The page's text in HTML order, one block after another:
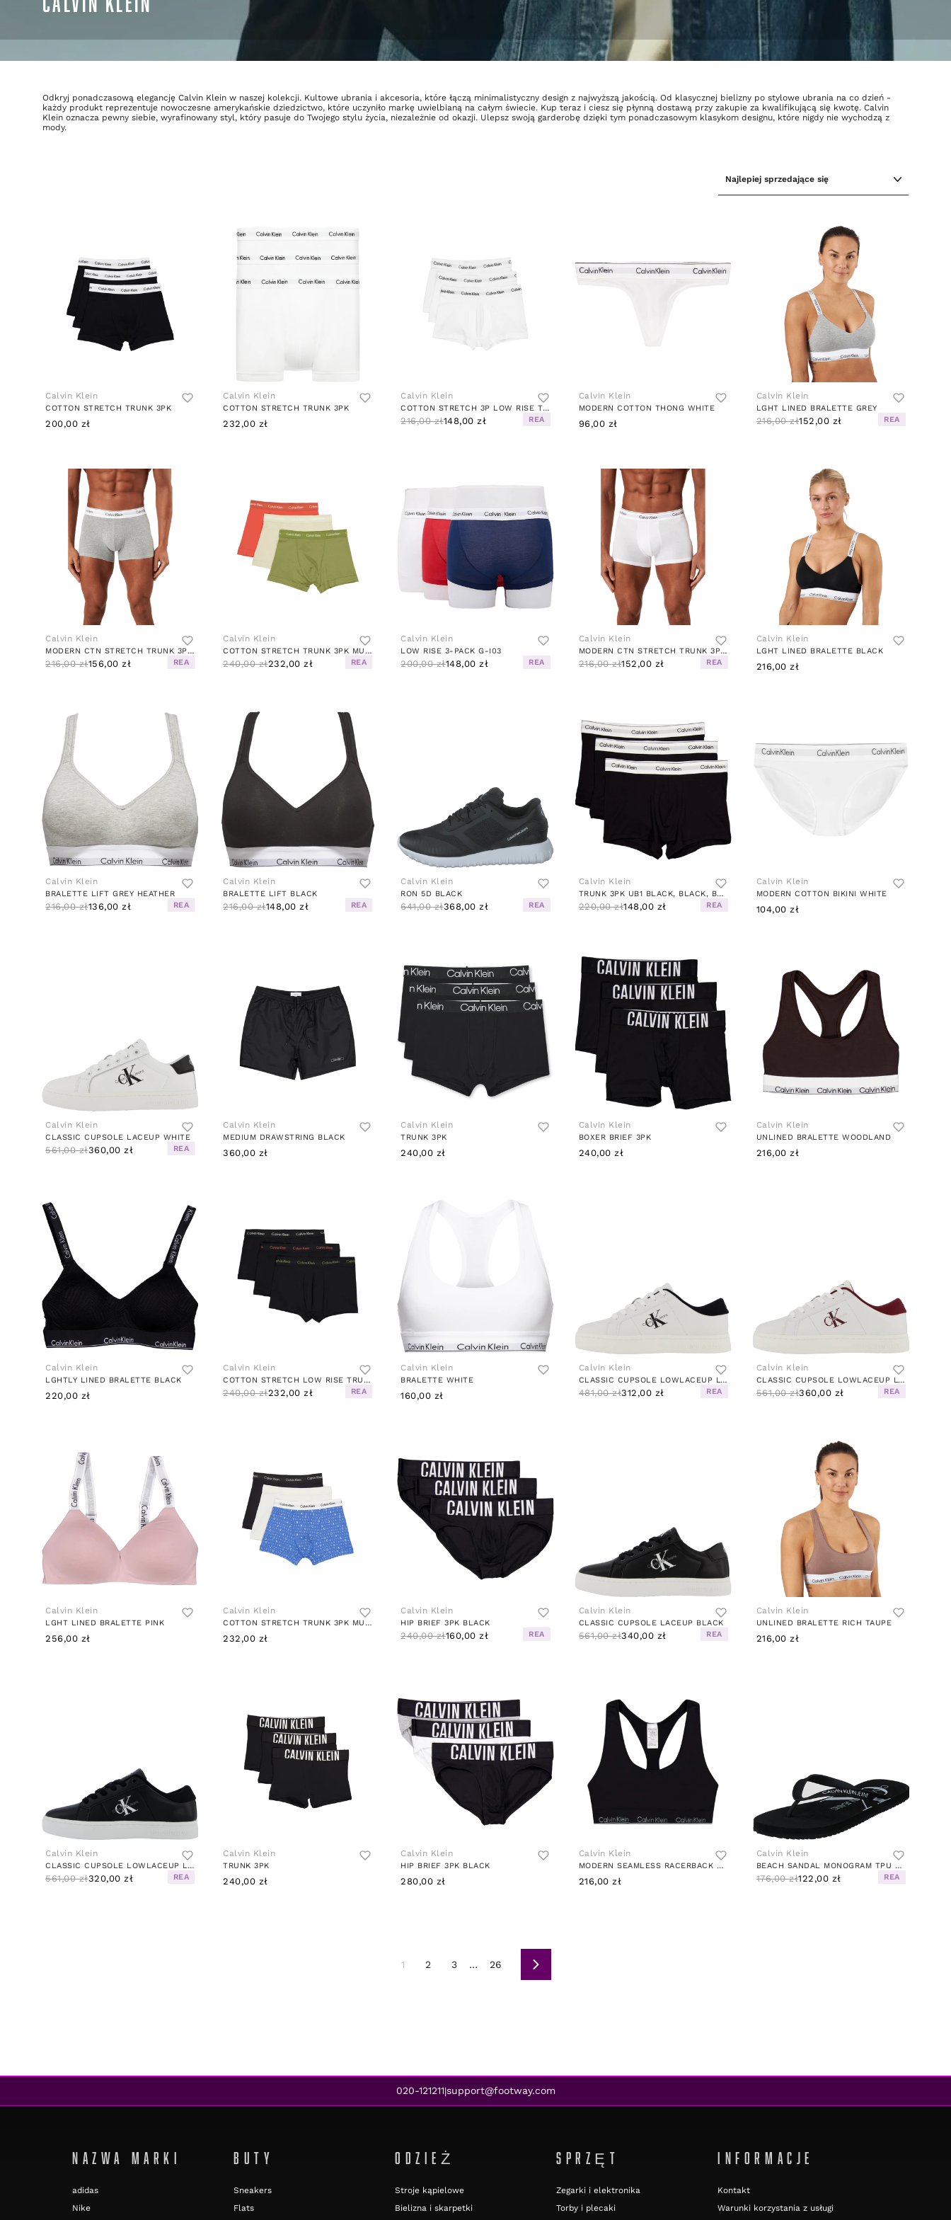
Odkryj ponadczasową elegancję Calvin Klein w naszej kolekcji. Kultowe ubrania i akcesoria, które łączą minimalistyczny design z najwyższą jakością. Od klasycznej bielizny po stylowe ubrania na co dzień -
każdy produkt reprezentuje nowoczesne amerykańskie dziedzictwo, które uczyniło markę uwielbianą na całym świecie. Kup teraz i ciesz się płynną dostawą przy zakupie za kwalifikującą się kwotę. Calvin
Klein oznacza pewny siebie, wyrafinowany styl, który pasuje do Twojego stylu życia, niezależnie od okazji. Ulepsz swoją garderobę dzięki tym ponadczasowym klasykom designu, które nigdy nie wychodzą z
mody.
Calvin Klein
COTTON STRETCH TRUNK 3PK
200,00 zł
Calvin Klein
COTTON STRETCH TRUNK 3PK
232,00 zł
Calvin Klein
COTTON STRETCH 3P LOW RISE TRUNK WHITE
216,00 zł148,00 zł REA
Calvin Klein
MODERN COTTON THONG WHITE
96,00 zł
Calvin Klein
LGHT LINED BRALETTE GREY
216,00 zł152,00 zł REA
Calvin Klein
MODERN CTN STRETCH TRUNK 3PK MULTI
216,00 zł156,00 zł REA
Calvin Klein
COTTON STRETCH TRUNK 3PK MULTI
240,00 zł232,00 zł REA
Calvin Klein
LOW RISE 3-PACK G-I03
200,00 zł148,00 zł REA
Calvin Klein
MODERN CTN STRETCH TRUNK 3PK WHITE
216,00 zł152,00 zł REA
Calvin Klein
LGHT LINED BRALETTE BLACK
216,00 zł
Calvin Klein
BRALETTE LIFT GREY HEATHER
216,00 zł136,00 zł REA
Calvin Klein
BRALETTE LIFT BLACK
216,00 zł148,00 zł REA
Calvin Klein
RON 5D BLACK
641,00 zł368,00 zł REA
Calvin Klein
TRUNK 3PK UB1 BLACK, BLACK, BLACK
220,00 zł148,00 zł REA
Calvin Klein
MODERN COTTON BIKINI WHITE
104,00 zł
Calvin Klein
CLASSIC CUPSOLE LACEUP WHITE
561,00 zł360,00 zł REA
Calvin Klein
MEDIUM DRAWSTRING BLACK
360,00 zł
Calvin Klein
TRUNK 3PK
240,00 zł
Calvin Klein
BOXER BRIEF 3PK
240,00 zł
Calvin Klein
UNLINED BRALETTE WOODLAND
216,00 zł
Calvin Klein
LGHTLY LINED BRALETTE BLACK
220,00 zł
Calvin Klein
COTTON STRETCH LOW RISE TRUNK MULTI
240,00 zł232,00 zł REA
Calvin Klein
BRALETTE WHITE
160,00 zł
Calvin Klein
CLASSIC CUPSOLE LOWLACEUP LTH BRIGHT WHITE/BLACK
481,00 zł312,00 zł REA
Calvin Klein
CLASSIC CUPSOLE LOWLACEUP LTH BRIGHT WHITE/ANDORRA
561,00 zł360,00 zł REA
Calvin Klein
LGHT LINED BRALETTE PINK
256,00 zł
Calvin Klein
COTTON STRETCH TRUNK 3PK MULTI
232,00 zł
Calvin Klein
HIP BRIEF 3PK BLACK
240,00 zł160,00 zł REA
Calvin Klein
CLASSIC CUPSOLE LACEUP BLACK
561,00 zł340,00 zł REA
Calvin Klein
UNLINED BRALETTE RICH TAUPE
216,00 zł
Calvin Klein
CLASSIC CUPSOLE LOWLACEUP LTH BLACK
561,00 zł320,00 zł REA
Calvin Klein
TRUNK 3PK
240,00 zł
Calvin Klein
HIP BRIEF 3PK BLACK
280,00 zł
Calvin Klein
MODERN SEAMLESS RACERBACK BRAL BLACK
216,00 zł
Calvin Klein
BEACH SANDAL MONOGRAM TPU BLACK
176,00 zł122,00 zł REA
1 2 3 … 26 Dalej
020-121211|support@footway.com
NAZWA MARKI
adidas
Nike
BUTY
Sneakers
Flats
ODZIEŻ
Stroje kąpielowe
Bielizna i skarpetki
SPRZĘT
Zegarki i elektronika
Torby i plecaki
INFORMACJE
Kontakt
Warunki korzystania z usługi